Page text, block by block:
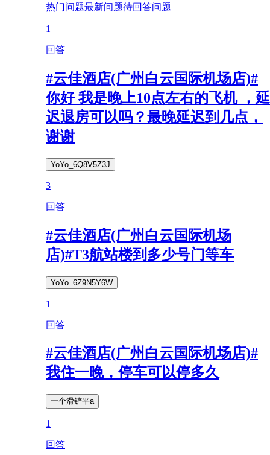
热门问题最新问题待回答问题
1
回答
#云佳酒店(广州白云国际机场店)#
你好 我是晚上10点左右的飞机 ，延
迟退房可以吗？最晚延迟到几点，
谢谢
YoYo_6Q8V5Z3J
3
回答
#云佳酒店(广州白云国际机场
店)#T3航站楼到多少号门等车
YoYo_6Z9N5Y6W
1
回答
#云佳酒店(广州白云国际机场店)#
我住一晚，停车可以停多久
一个滑铲平a
1
回答